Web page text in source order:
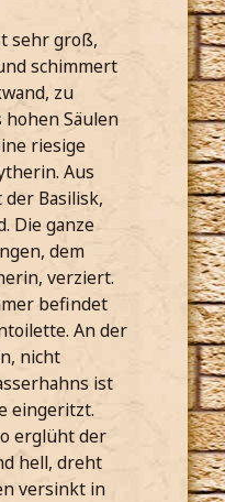
sehr groß,
schimmert
zu
hohen Säulen
riesige
Aus
Basilisk,
Die ganze
dem
verziert.
befindet
An der
nicht
ist
eingeritzt.
erglüht der
hell, dreht
versinkt in